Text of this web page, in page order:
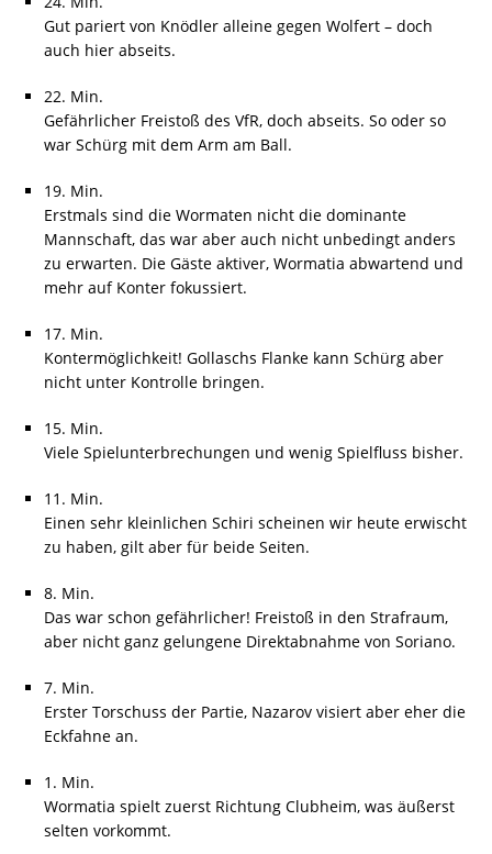
Gut pariert von Knödler alleine gegen Wolfert – doch
auch hier abseits.
22. Min.
Gefährlicher Freistoß des VfR, doch abseits. So oder so
war Schürg mit dem Arm am Ball.
19. Min.
Erstmals sind die Wormaten nicht die dominante
Mannschaft, das war aber auch nicht unbedingt anders
zu erwarten. Die Gäste aktiver, Wormatia abwartend und
mehr auf Konter fokussiert.
17. Min.
Kontermöglichkeit! Gollaschs Flanke kann Schürg aber
nicht unter Kontrolle bringen.
15. Min.
Viele Spielunterbrechungen und wenig Spielfluss bisher.
11. Min.
Einen sehr kleinlichen Schiri scheinen wir heute erwischt
zu haben, gilt aber für beide Seiten.
8. Min.
Das war schon gefährlicher! Freistoß in den Strafraum,
aber nicht ganz gelungene Direktabnahme von Soriano.
7. Min.
Erster Torschuss der Partie, Nazarov visiert aber eher die
Eckfahne an.
1. Min.
Wormatia spielt zuerst Richtung Clubheim, was äußerst
selten vorkommt.